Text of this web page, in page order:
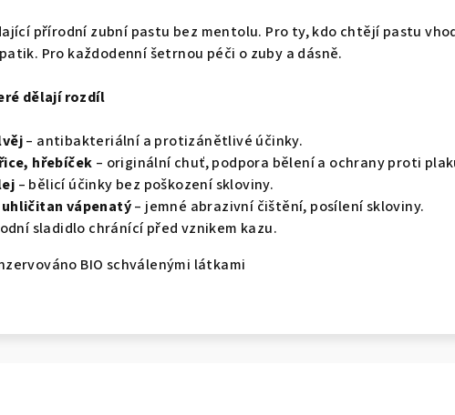
přírodní zubní pastu bez mentolu. Pro ty, kdo chtějí pastu
Pro každodenní šetrnou péči o zuby a dásně.
dělají rozdíl
– antibakteriální a protizánětlivé účinky.
hřebíček – originální chuť, podpora bělení a ochrany proti
– bělicí účinky bez poškození skloviny.
vápenatý– jemné abrazivní čištění, posílení skloviny.
sladidlo chránící před vznikem kazu.
BIO schválenými látkami